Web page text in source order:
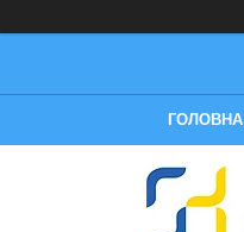
ГОЛОВНА